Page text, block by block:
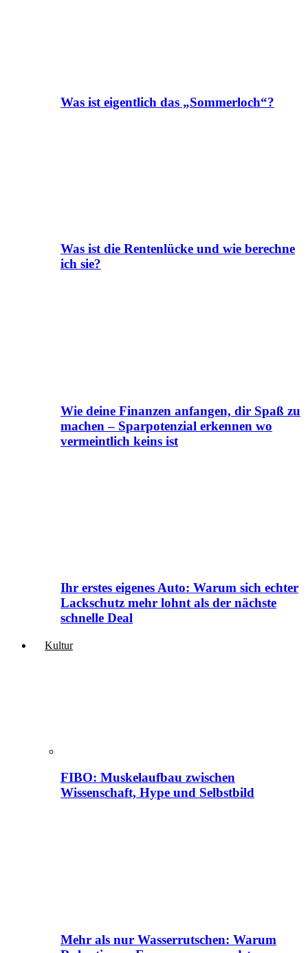
Was ist eigentlich das „Sommerloch“?
Was ist die Rentenlücke und wie berechne
ich sie?
Wie deine Finanzen anfangen, dir Spaß zu
machen – Sparpotenzial erkennen wo
vermeintlich keins ist
Ihr erstes eigenes Auto: Warum sich echter
Lackschutz mehr lohnt als der nächste
schnelle Deal
Kultur
FIBO: Muskelaufbau zwischen
Wissenschaft, Hype und Selbstbild
Mehr als nur Wasserrutschen: Warum